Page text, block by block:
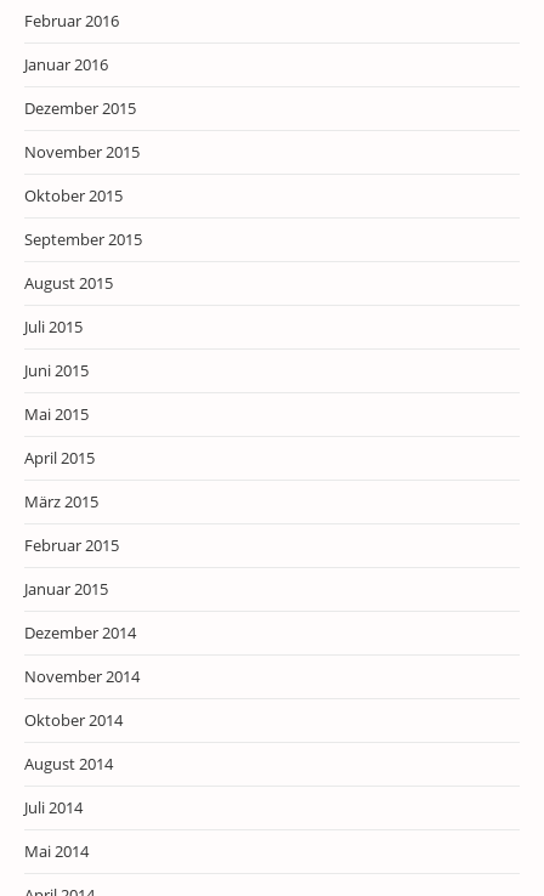
Februar 2016
Januar 2016
Dezember 2015
November 2015
Oktober 2015
September 2015
August 2015
Juli 2015
Juni 2015
Mai 2015
April 2015
März 2015
Februar 2015
Januar 2015
Dezember 2014
November 2014
Oktober 2014
August 2014
Juli 2014
Mai 2014